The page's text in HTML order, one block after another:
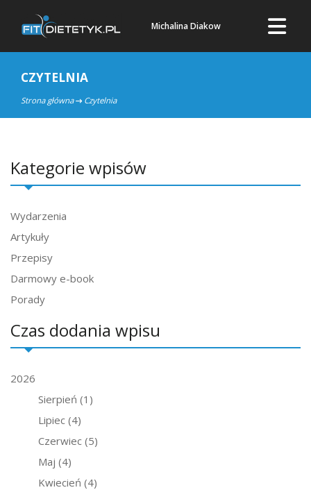
Michalina Diakow
CZYTELNIA
Strona główna Czytelnia
Kategorie wpisów
Wydarzenia
Artykuły
Przepisy
Darmowy e-book
Porady
Czas dodania wpisu
2026
Sierpień (1)
Lipiec (4)
Czerwiec (5)
Maj (4)
Kwiecień (4)